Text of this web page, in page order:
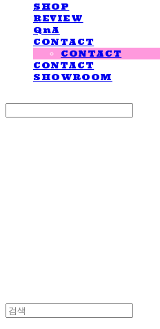
SHOP
REVIEW
QnA
CONTACT
CONTACT
CONTACT
SHOWROOM